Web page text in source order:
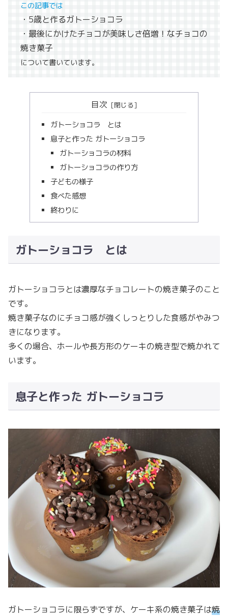
この記事では
・5歳と作るガトーショコラ
・最後にかけたチョコが美味しさ倍増！なチョコの
焼き菓子
について書いています。
目次
ガトーショコラ とは
息子と作った ガトーショコラ
ガトーショコラの材料
ガトーショコラの作り方
子どもの様子
食べた感想
終わりに
ガトーショコラ とは
ガトーショコラとは濃厚なチョコレートの焼き菓子のこと
です。
焼き菓子なのにチョコ感が強くしっとりした食感がやみつ
きになります。
多くの場合、ホールや長方形のケーキの焼き型で焼かれて
います。
息子と作った ガトーショコラ
ガトーショコラに限らずですが、ケーキ系の焼き菓子は焼